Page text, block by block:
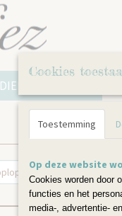
DIERENKRUKJES
Cookies
Toestemming
Op deze website
Cookies worden door
functies en het
media-, advertentie-